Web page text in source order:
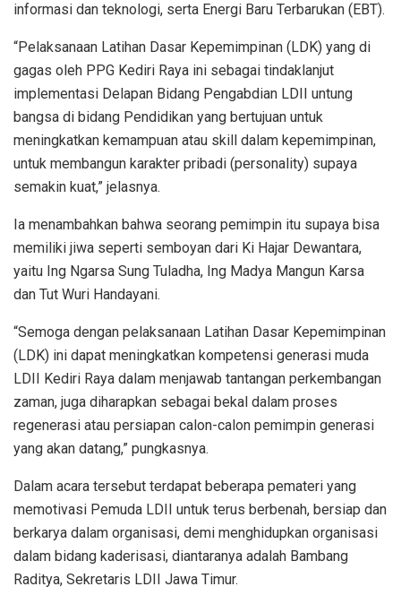
informasi dan teknologi, serta Energi Baru Terbarukan (EBT).
“Pelaksanaan Latihan Dasar Kepemimpinan (LDK) yang di
gagas oleh PPG Kediri Raya ini sebagai tindaklanjut
implementasi Delapan Bidang Pengabdian LDII untung
bangsa di bidang Pendidikan yang bertujuan untuk
meningkatkan kemampuan atau skill dalam kepemimpinan,
untuk membangun karakter pribadi (personality) supaya
semakin kuat,” jelasnya.
Ia menambahkan bahwa seorang pemimpin itu supaya bisa
memiliki jiwa seperti semboyan dari Ki Hajar Dewantara,
yaitu Ing Ngarsa Sung Tuladha, Ing Madya Mangun Karsa
dan Tut Wuri Handayani.
“Semoga dengan pelaksanaan Latihan Dasar Kepemimpinan
(LDK) ini dapat meningkatkan kompetensi generasi muda
LDII Kediri Raya dalam menjawab tantangan perkembangan
zaman, juga diharapkan sebagai bekal dalam proses
regenerasi atau persiapan calon-calon pemimpin generasi
yang akan datang,” pungkasnya.
Dalam acara tersebut terdapat beberapa pemateri yang
memotivasi Pemuda LDII untuk terus berbenah, bersiap dan
berkarya dalam organisasi, demi menghidupkan organisasi
dalam bidang kaderisasi, diantaranya adalah Bambang
Raditya, Sekretaris LDII Jawa Timur.